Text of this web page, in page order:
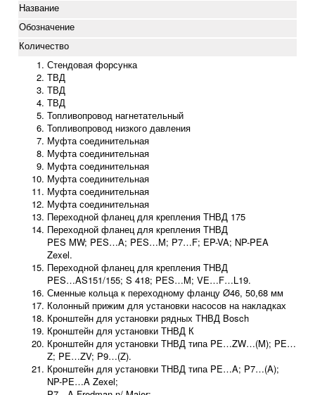
Название
Обозначение
Количество
Стендовая форсунка
ТВД
ТВД
ТВД
Топливопровод нагнетательный
Топливопровод низкого давления
Муфта соединительная
Муфта соединительная
Муфта соединительная
Муфта соединительная
Муфта соединительная
Муфта соединительная
Переходной фланец для крепления ТНВД 175
Переходной фланец для крепления ТНВД
PES MW; PES…A; PES…M; P7…F; EP-VA; NP-PEA
Zexel.
Переходной фланец для крепления ТНВД
PES…AS151/155; S 418; PES…M; VE…F…L19.
Сменные кольца к переходному фланцу Ø46, 50,68 мм
Колонный прижим для установки насосов на накладках
Кронштейн для установки рядных ТНВД Bosch
Кронштейн для установки ТНВД К
Кронштейн для установки ТНВД типа PE…ZW…(M); PE…
Z; PE…ZV; P9…(Z).
Кронштейн для установки ТНВД типа PE…A; P7…(A);
NP-PE…A Zexel;